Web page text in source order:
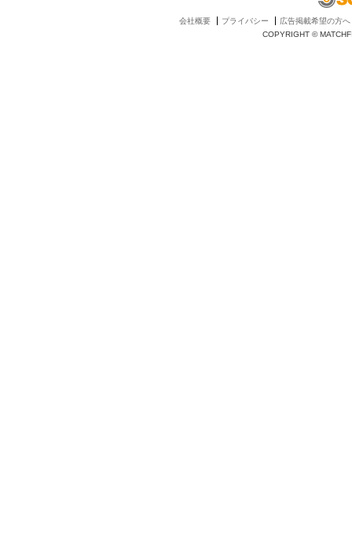
会社概要 プライバシー
広告掲載希望の方へ
COPYRIGHT ©